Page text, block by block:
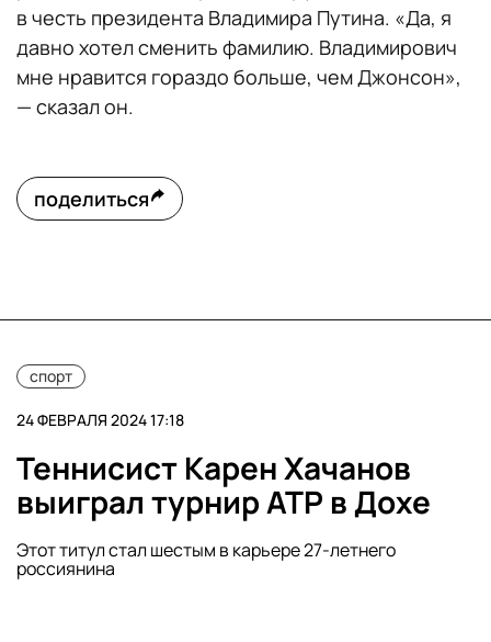
в честь президента Владимира Путина. «Да, я
давно хотел сменить фамилию. Владимирович
мне нравится гораздо больше, чем Джонсон»,
— сказал он.
поделиться
спорт
24 ФЕВРАЛЯ 2024 17:18
Теннисист Карен Хачанов
выиграл турнир ATP в Дохе
Этот титул стал шестым в карьере 27-летнего
россиянина